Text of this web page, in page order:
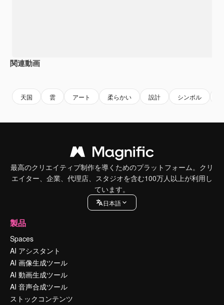
関連動画
天国 雲 アート 柔らかい 設計 シンボル
最高のクリエイティブ制作を導くためのプラットフォーム。クリ
エイター、企業、代理店、スタジオを含む100万人以上が利用し
ています。
日本語
製品
Spaces
AI アシスタント
AI 画像生成ツール
AI 動画生成ツール
AI 音声合成ツール
ストックコンテンツ